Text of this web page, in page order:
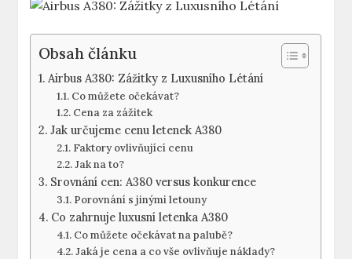
Obsah článku
Airbus ‍A380: Zážitky z Luxusního⁤ Létání
Co‌ můžete očekávat?
Cena za zážitek
Jak⁤ určujeme cenu letenek A380
Faktory ovlivňující cenu
Jak na to?
Srovnání ​cen: A380 versus konkurence
Porovnání ⁤s jinými letouny
Co zahrnuje luxusní letenka A380
Co můžete očekávat na palubě?
Jaká je cena a co vše ovlivňuje​ náklady?